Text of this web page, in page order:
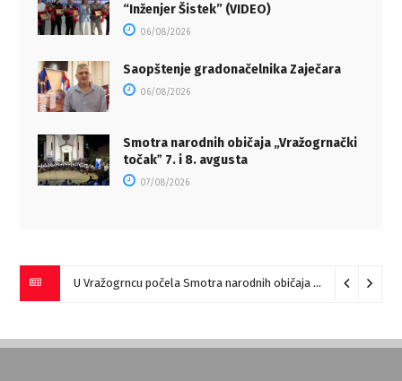
“Inženjer Šistek” (VIDEO)
06/08/2026
Saopštenje gradonačelnika Zaječara
06/08/2026
Smotra narodnih običaja „Vražogrnački
točakˮ 7. i 8. avgusta
07/08/2026
U Vražogrncu počela Smotra narodnih običaja „Vražogrnački točak“